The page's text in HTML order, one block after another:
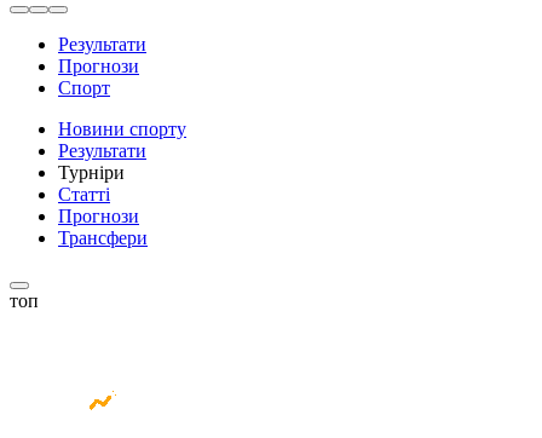
Результати
Прогнози
Спорт
Новини спорту
Результати
Турніри
Статті
Прогнози
Трансфери
топ